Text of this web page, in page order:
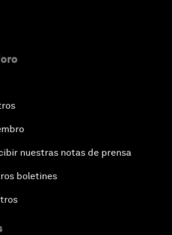
nuestras notas de prensa
boletines